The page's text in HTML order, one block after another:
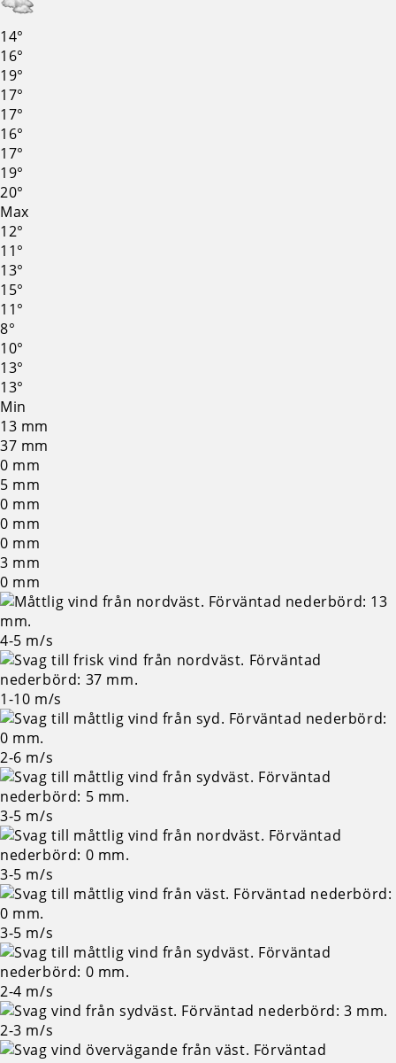
14°
16°
19°
17°
17°
16°
17°
19°
20°
Max
12°
11°
13°
15°
11°
8°
10°
13°
13°
Min
13 mm
37 mm
0 mm
5 mm
0 mm
0 mm
0 mm
3 mm
0 mm
4-5 m/s
1-10 m/s
2-6 m/s
3-5 m/s
3-5 m/s
3-5 m/s
2-4 m/s
2-3 m/s